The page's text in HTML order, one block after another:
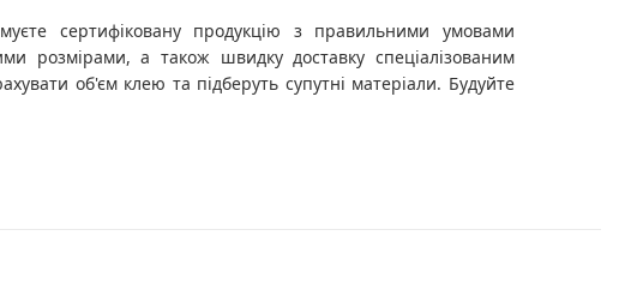
сертифіковану продукцію з правильними умовами
розмірами, а також швидку доставку спеціалізованим
об'єм клею та підберуть супутні матеріали. Будуйте